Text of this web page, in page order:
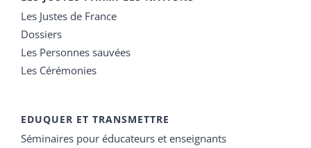
Les Justes de France
Dossiers
Les Personnes sauvées
Les Cérémonies
EDUQUER ET TRANSMETTRE
Séminaires pour éducateurs et enseignants